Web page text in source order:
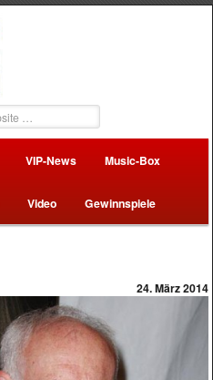
VIP-News Music-Box
Video Gewinnspiele
24. März 2014